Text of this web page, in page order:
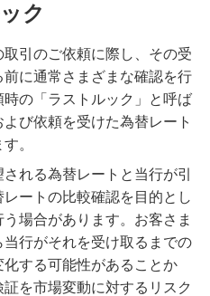
ク
引のご依頼に際し、その受
に通常さまざまな確認を行
の「ラストルック」と呼ば
び依頼を受けた為替レート
。
れる為替レートと当行が引
ートの比較確認を目的とし
場合があります。お客さま
行がそれを受け取るまでの
する可能性があることか
を市場変動に対するリスク